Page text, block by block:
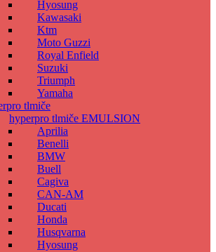
Hyosung
Kawasaki
Ktm
Moto Guzzi
Royal Enfield
Suzuki
Triumph
Yamaha
tlmiče
hyperpro tlmiče EMULSION
Aprilia
Benelli
BMW
Buell
Cagiva
CAN-AM
Ducati
Honda
Husqvarna
Hyosung